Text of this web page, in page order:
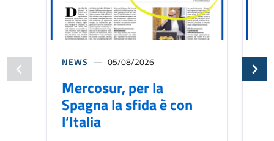
NEWS 05/08/2026
Mercosur, per la
Spagna la sfida è con
l’Italia